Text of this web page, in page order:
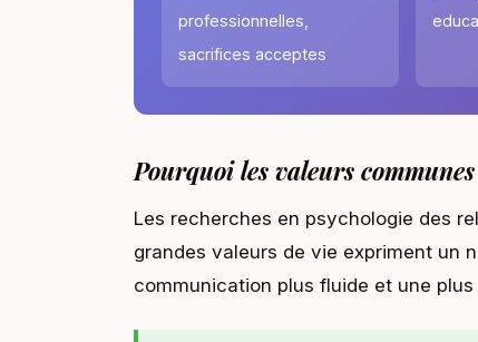
professionnelles,
sacrifices acceptes
Pourquoi les valeurs
Les recherches en psychologie des
grandes valeurs de vie expriment un
communication plus fluide et une